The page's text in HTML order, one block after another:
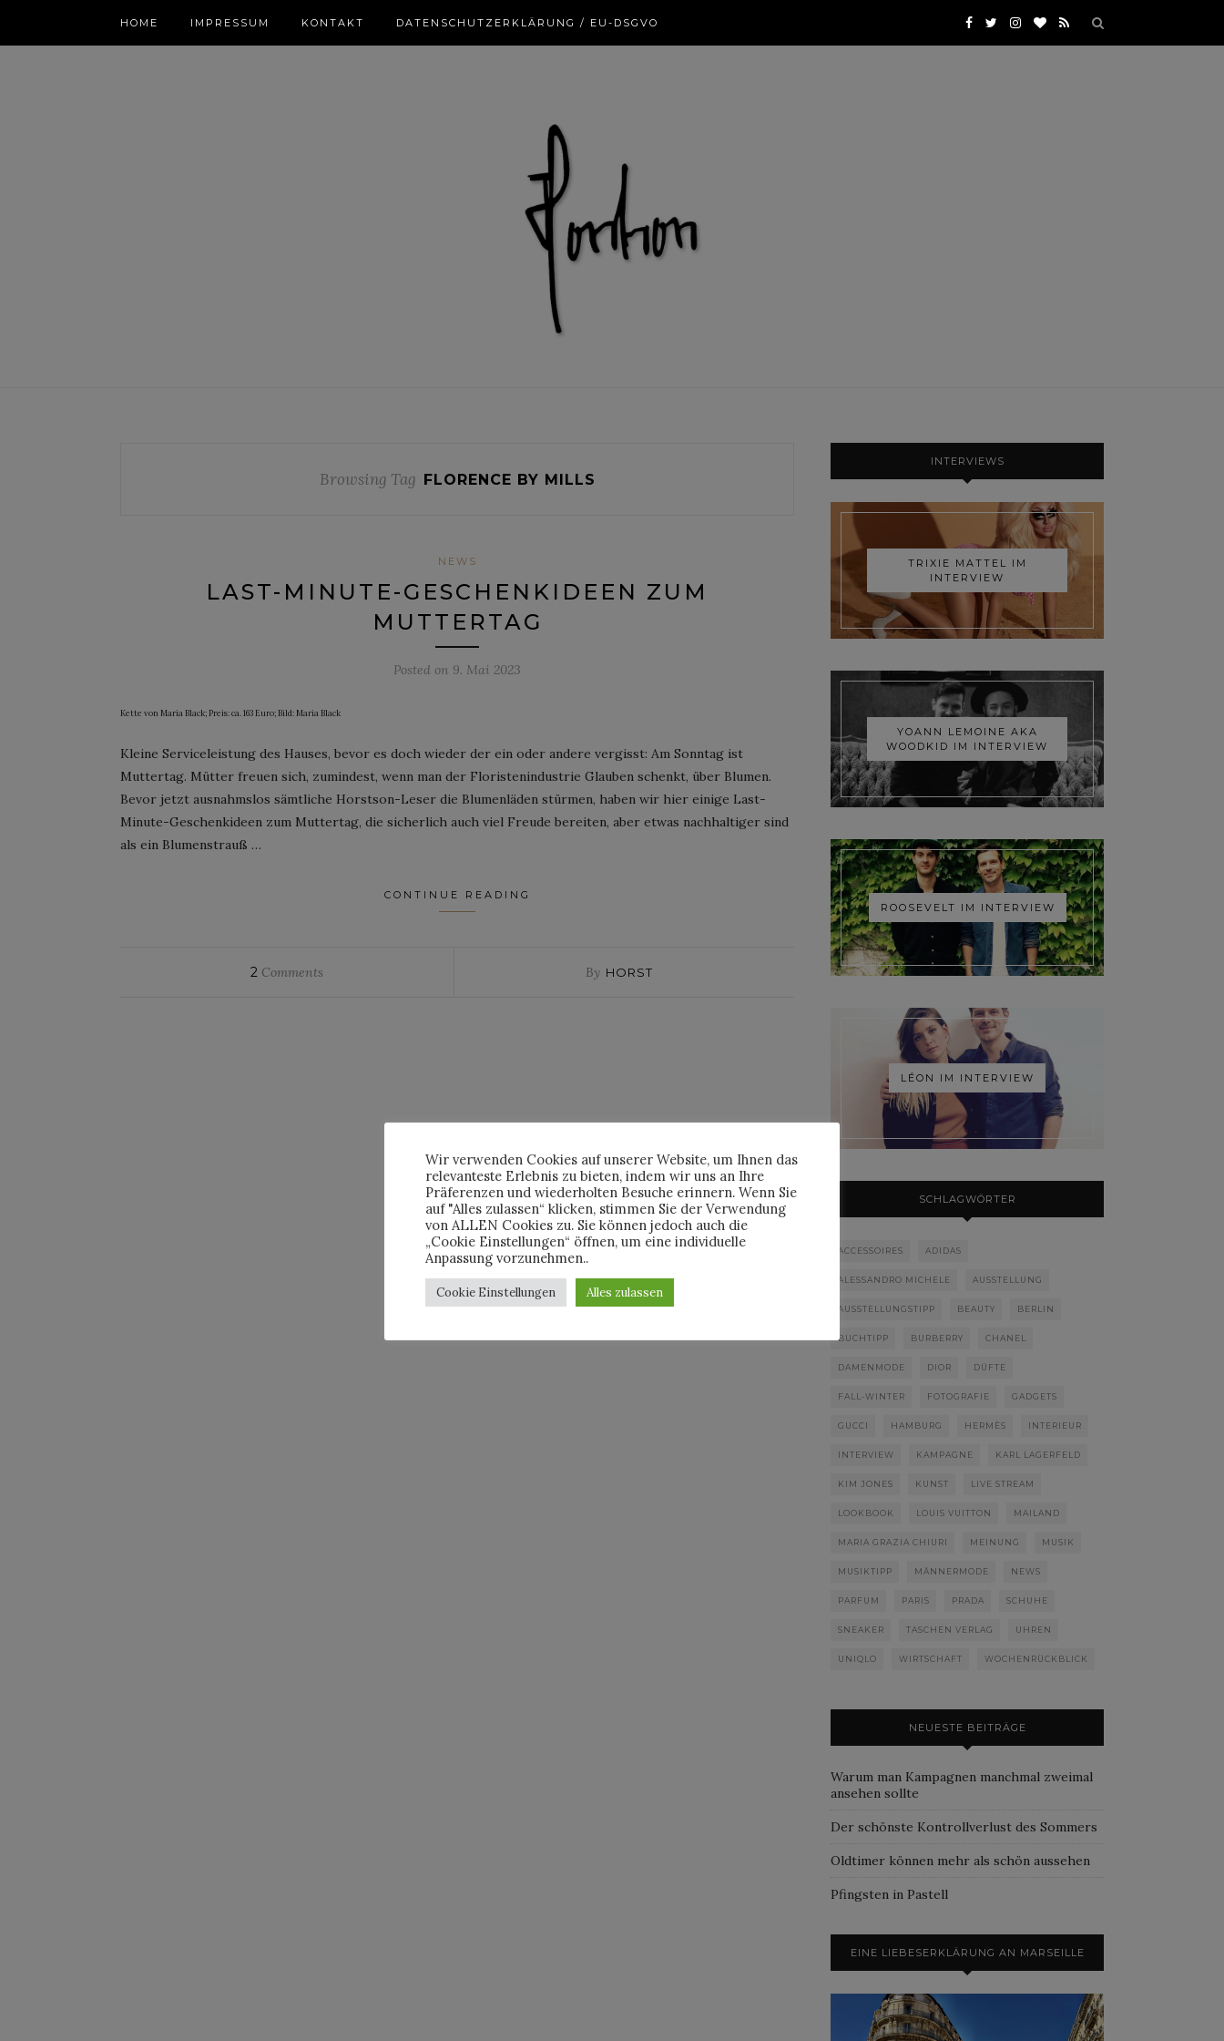
HOME IMPRESSUM KONTAKT DATENSCHUTZERKLÄRUNG / EU-DSGVO
Browsing Tag FLORENCE BY MILLS
NEWS
LAST-MINUTE-GESCHENKIDEEN ZUM
MUTTERTAG
Posted on 9. Mai 2023
Kette von Maria Black; Preis: ca. 163 Euro; Bild: Maria Black
Kleine Serviceleistung des Hauses, bevor es doch wieder der ein oder andere vergisst: Am Sonntag ist
Muttertag. Mütter freuen sich, zumindest, wenn man der Floristenindustrie Glauben schenkt, über Blumen.
Bevor jetzt ausnahmslos sämtliche Horstson-Leser die Blumenläden stürmen, haben wir hier einige Last-
Minute-Geschenkideen zum Muttertag, die sicherlich auch viel Freude bereiten, aber etwas nachhaltiger sind
als ein Blumenstrauß …
CONTINUE READING
2 Comments By HORST
INTERVIEWS
TRIXIE MATTEL IM
INTERVIEW
YOANN LEMOINE AKA
WOODKID IM INTERVIEW
ROOSEVELT IM INTERVIEW
LÉON IM INTERVIEW
SCHLAGWÖRTER
ACCESSOIRES ADIDAS
ALESSANDRO MICHELE AUSSTELLUNG
AUSSTELLUNGSTIPP BEAUTY BERLIN
BUCHTIPP BURBERRY CHANEL
DAMENMODE DIOR DÜFTE
FALL-WINTER FOTOGRAFIE GADGETS
GUCCI HAMBURG HERMÈS INTERIEUR
INTERVIEW KAMPAGNE KARL LAGERFELD
KIM JONES KUNST LIVE STREAM
LOOKBOOK LOUIS VUITTON MAILAND
MARIA GRAZIA CHIURI MEINUNG MUSIK
MUSIKTIPP MÄNNERMODE NEWS
PARFUM PARIS PRADA SCHUHE
SNEAKER TASCHEN VERLAG UHREN
UNIQLO WIRTSCHAFT WOCHENRÜCKBLICK
NEUESTE BEITRÄGE
Warum man Kampagnen manchmal zweimal
ansehen sollte
Der schönste Kontrollverlust des Sommers
Oldtimer können mehr als schön aussehen
Pfingsten in Pastell
EINE LIEBESERKLÄRUNG AN MARSEILLE
Wir verwenden Cookies auf unserer Website, um Ihnen das
relevanteste Erlebnis zu bieten, indem wir uns an Ihre
Präferenzen und wiederholten Besuche erinnern. Wenn Sie
auf "Alles zulassen“ klicken, stimmen Sie der Verwendung
von ALLEN Cookies zu. Sie können jedoch auch die
„Cookie Einstellungen“ öffnen, um eine individuelle
Anpassung vorzunehmen..
Cookie Einstellungen Alles zulassen